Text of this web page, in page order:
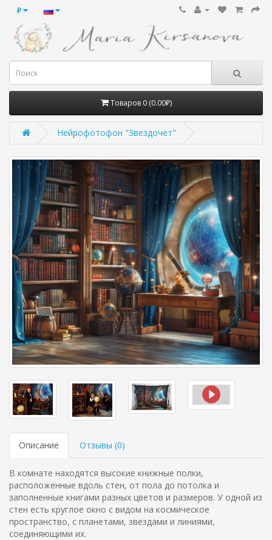
₽
Товаров 0 (0.00₽)
Нейрофотофон "Звездочет"
Описание Отзывы (0)
В комнате находятся высокие книжные полки,
расположенные вдоль стен, от пола до потолка и
заполненные книгами разных цветов и размеров. У одной из
стен есть круглое окно с видом на космическое
пространство, с планетами, звездами и линиями,
соединяющими их.